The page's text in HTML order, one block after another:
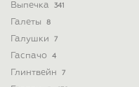
Выпечка 341
Галеты 8
Галушки 7
Гаспачо 4
Глинтвейн 7